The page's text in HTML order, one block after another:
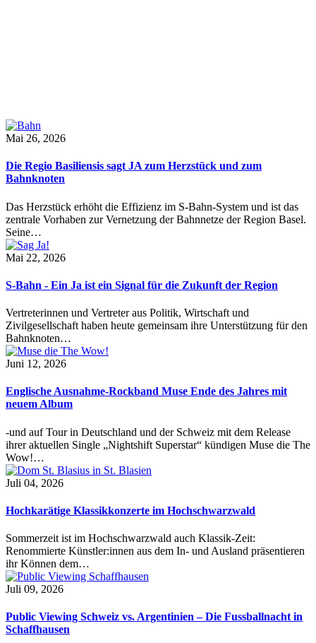
Mai 26, 2026
Die Regio Basiliensis sagt JA zum Herzstück und zum
Bahnknoten
Das Herzstück erhöht die Effizienz im S-Bahn-System und ist das
zentrale Vorhaben zur Vernetzung der Bahnnetze der Region Basel.
Seine…
Mai 22, 2026
S-Bahn - Ein Ja ist ein Signal für die Zukunft der Region
Vertreterinnen und Vertreter aus Politik, Wirtschaft und
Zivilgesellschaft haben heute gemeinsam ihre Unterstützung für den
Bahnknoten…
Juni 12, 2026
Englische Ausnahme-Rockband Muse Ende des Jahres mit
neuem Album
-und auf Tour in Deutschland und der Schweiz mit dem Release
ihrer aktuellen Single „Nightshift Superstar“ kündigen Muse die The
Wow!…
Juli 04, 2026
Hochkarätige Klassikkonzerte im Hochschwarzwald
Sommerzeit ist im Hochschwarzwald auch Klassik-Zeit:
Renommierte Künstler:innen aus dem In- und Ausland präsentieren
ihr Können dem…
Juli 09, 2026
Public Viewing Schweiz vs. Argentinien – Die Fussballnacht in
Schaffhausen